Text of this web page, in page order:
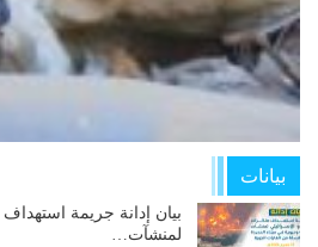
بيانات
بيان إدانة جريمة
لمنشآت…